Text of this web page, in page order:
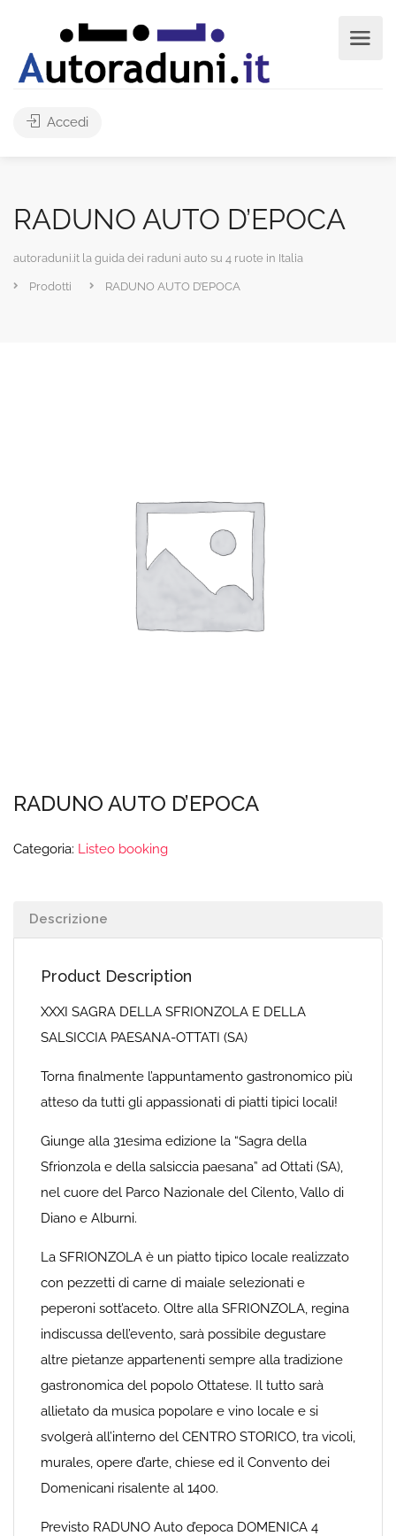
Accedi
RADUNO AUTO D’EPOCA
autoraduni.it la guida dei raduni auto su 4 ruote in Italia
Prodotti RADUNO AUTO D’EPOCA
RADUNO AUTO D’EPOCA
Categoria: Listeo booking
Descrizione
Product Description
XXXI SAGRA DELLA SFRIONZOLA E DELLA
SALSICCIA PAESANA-OTTATI (SA)
Torna finalmente l’appuntamento gastronomico più
atteso da tutti gli appassionati di piatti tipici locali!
Giunge alla 31esima edizione la “Sagra della
Sfrionzola e della salsiccia paesana” ad Ottati (SA),
nel cuore del Parco Nazionale del Cilento, Vallo di
Diano e Alburni.
La SFRIONZOLA è un piatto tipico locale realizzato
con pezzetti di carne di maiale selezionati e
peperoni sott’aceto. Oltre alla SFRIONZOLA, regina
indiscussa dell’evento, sarà possibile degustare
altre pietanze appartenenti sempre alla tradizione
gastronomica del popolo Ottatese. Il tutto sarà
allietato da musica popolare e vino locale e si
svolgerà all’interno del CENTRO STORICO, tra vicoli,
murales, opere d’arte, chiese ed il Convento dei
Domenicani risalente al 1400.
Previsto RADUNO Auto d’epoca DOMENICA 4